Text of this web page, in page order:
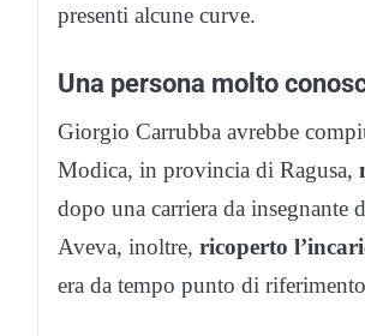
presenti alcune curve.
Una persona molto
Giorgio Carrubba avrebbe
Modica, in provincia di Ragusa,
dopo una carriera da insegnante
Aveva, inoltre, ricoperto
era da tempo punto di